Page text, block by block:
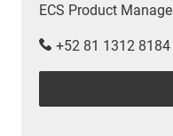
ECS Product
+52 81 1312 8184